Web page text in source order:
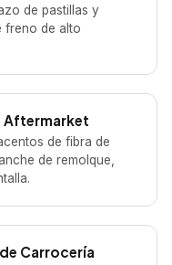
de pastillas y
freno de alto
Aftermarket
de fibra de
de remolque,
Carrocería